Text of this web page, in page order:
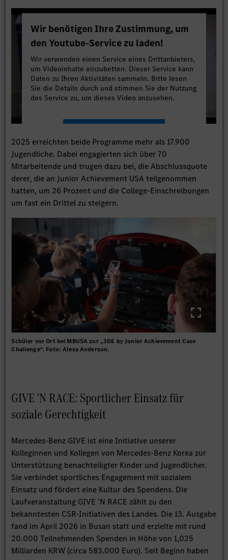
Wir benötigen Ihre Zustimmung, um
den Youtube-Service zu laden!
Wir verwenden einen Service eines Drittanbieters,
um Videoinhalte einzubetten. Dieser Service kann
Daten zu Ihren Aktivitäten sammeln. Bitte lesen
Sie die Details durch und stimmen Sie der Nutzung
des Service zu, um dieses Video anzusehen.
Akzeptieren
2025 erreichten beide Programme mehr als 17.900
Jugendliche. Dabei engagierten sich über 70
Mitarbeitende und trugen dazu bei, die Abschlussquote
derer, die an Junior Achievement USA teilgenommen
hatten, um 26 Prozent und die College-Einschreibungen
um fast ein Drittel zu steigern.
Schüler vor Ort bei MBUSA zur „3DE by Junior Achievement Case
Challenge“. Foto: Alexa Anderson.
GIVE 'N RACE: Sportlicher Einsatz für
soziale Gerechtigkeit
Mercedes‑Benz GIVE ist eine Initiative unserer
Kolleginnen und Kollegen von Mercedes-Benz Korea zur
Unterstützung benachteiligter Kinder und Jugendlicher.
Sie verbindet sportliches Engagement mit sozialem
Einsatz und fördert eine Kultur des Spendens. Die
Laufveranstaltung GIVE ’N RACE zählt zu den
bekanntesten CSR‑Initiativen des Landes. Die 13. Ausgabe
fand im April 2026 in Busan statt und erzielte mit rund
20.000 Teilnehmenden Spenden in Höhe von 1,025
Milliarden KRW (circa 583.000 Euro). Seit Beginn haben